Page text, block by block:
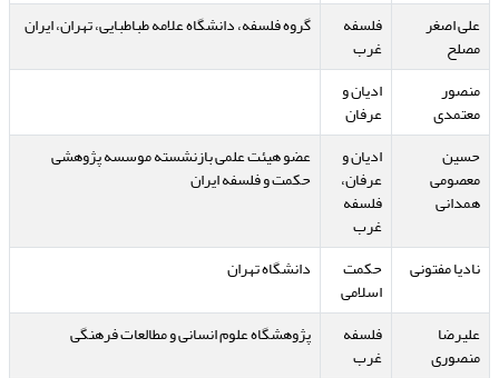
علی اصغر
مصلح
فلسفه
غرب
گروه فلسفه، دانشگاه علامه طباطبایی، تهران، ایران
منصور
معتمدی
ادیان و
عرفان
حسین
معصومی
همدانی
ادیان و
عرفان،
فلسفه
غرب
عضو هیئت علمی بازنشسته موسسه پژوهشی
حکمت و فلسفه ایران
نادیا مفتونی حکمت
اسلامی
دانشگاه تهران
علیرضا
منصوری
فلسفه
غرب
پژوهشگاه علوم انسانی و مطالعات فرهنگی